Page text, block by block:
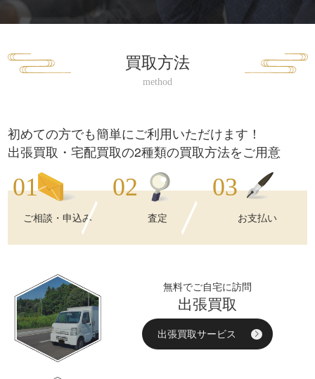
買取方法
初めての方でも簡単にご利用いただけます！
出張買取・宅配買取の2種類の買取方法をご用意
ご相談・申込み 査定 お支払い
無料でご自宅に訪問
出張買取
出張買取サービス